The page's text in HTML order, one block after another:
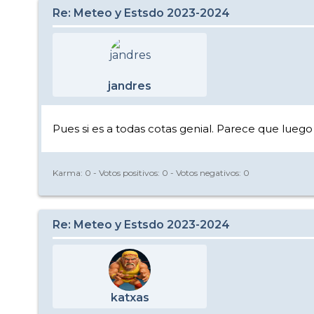
Re: Meteo y Estsdo 2023-2024
jandres
Pues si es a todas cotas genial. Parece que
Karma: 0 - Votos positivos: 0 - Votos negativos: 0
Re: Meteo y Estsdo 2023-2024
katxas